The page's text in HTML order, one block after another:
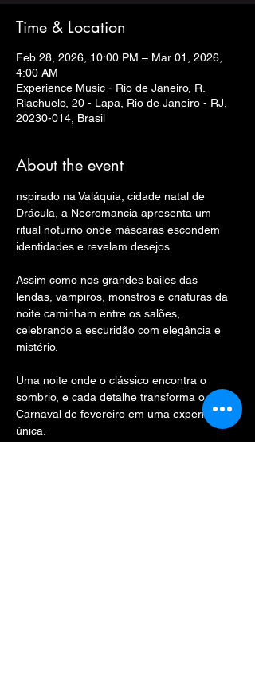
Time & Location
Feb 28, 2026, 10:00 PM – Mar 01, 2026,
4:00 AM
Experience Music - Rio de Janeiro, R.
Riachuelo, 20 - Lapa, Rio de Janeiro - RJ,
20230-014, Brasil
About the event
nspirado na Valáquia, cidade natal de
Drácula, a Necromancia apresenta um
ritual noturno onde máscaras escondem
identidades e revelam desejos.
Assim como nos grandes bailes das
lendas, vampiros, monstros e criaturas da
noite caminham entre os salões,
celebrando a escuridão com elegância e
mistério.
Uma noite onde o clássico encontra o
sombrio, e cada detalhe transforma o
Carnaval de fevereiro em uma experiência
única.